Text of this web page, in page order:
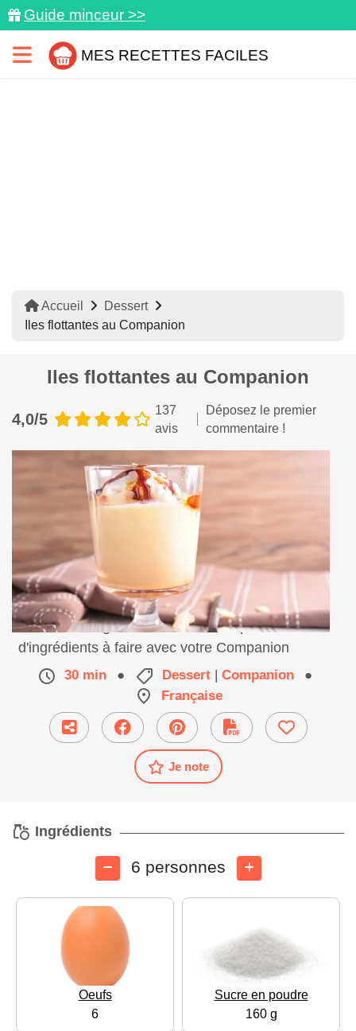
Guide minceur >>
MES RECETTES FACILES
Accueil
Dessert
Iles flottantes au Companion
Iles flottantes au Companion
4,0/5
137
avis
Déposez le premier
commentaire !
Un dessert léger, délicieux et avec peu
d'ingrédients à faire avec votre Companion
30 min ● Dessert | Companion
●
Française
Je note
Ingrédients
6 personnes
Oeufs
6
Sucre en poudre
160 g